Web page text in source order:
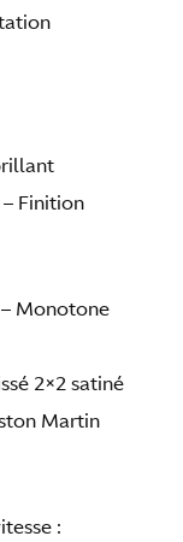
Finition
Monotone
2×2 satiné
Martin
: